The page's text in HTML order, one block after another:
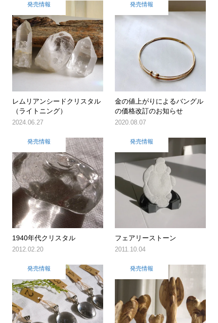
発売情報
レムリアンシードクリスタル
（ライトニング）
2024.06.27
発売情報
金の値上がりによるバングル
の価格改訂のお知らせ
2020.08.07
発売情報
1940年代クリスタル
2012.02.20
発売情報
フェアリーストーン
2011.10.04
発売情報 発売情報